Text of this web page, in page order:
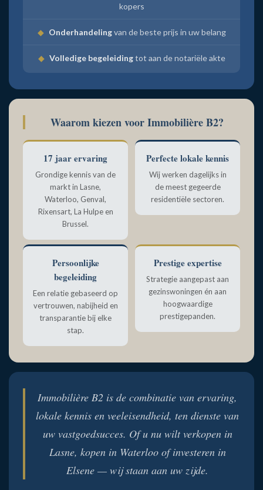
kopers
◆ Onderhandelingvan de beste prijs in uw belang
◆ Volledige begeleidingtot aan de notariële akte
Waarom kiezen voor Immobilière B2?
17 jaar ervaring
Grondige kennis van de
markt in Lasne,
Waterloo, Genval,
Rixensart, La Hulpe en
Brussel.
Perfecte lokale kennis
Wij werken dagelijks in
de meest gegeerde
residentiële sectoren.
Persoonlijke
begeleiding
Een relatie gebaseerd op
vertrouwen, nabijheid en
transparantie bij elke
stap.
Prestige expertise
Strategie aangepast aan
gezinswoningen én aan
hoogwaardige
prestigepanden.
Immobilière B2 is de combinatie van ervaring,
lokale kennis en veeleisendheid, ten dienste van
uw vastgoedsucces. Of u nu wilt verkopen in
Lasne, kopen in Waterloo of investeren in
Elsene — wij staan aan uw zijde.